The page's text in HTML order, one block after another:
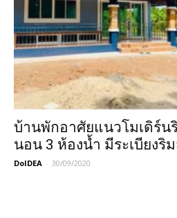
บ้านพักอาศัยแนวโมเดิร์น
นอน 3 ห้องน้ำ มีระเบียงริ
DoIDEA - 30/09/2020